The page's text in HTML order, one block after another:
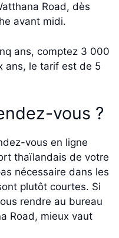
Road, dès
avant midi.
ans, comptez 3 000
ans, le tarif est de 5
vous ?
vous en ligne
thaïlandais de votre
nécessaire dans les
plutôt courtes. Si
rendre au bureau
Road, mieux vaut